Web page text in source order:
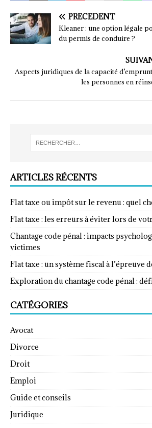
PRÉCÉDENT
Kleaner : une option légale
du permis de conduire ?
Aspects juridiques de la capacité
les personnes en
ARTICLES RÉCENTS
Flat taxe ou impôt sur le revenu : quel
Flat taxe : les erreurs à éviter lors de
Chantage code pénal : impacts
victimes
Flat taxe : un système fiscal à l’épreuve
Exploration du chantage code pénal :
CATÉGORIES
Avocat
Divorce
Droit
Emploi
Guide et conseils
Juridique